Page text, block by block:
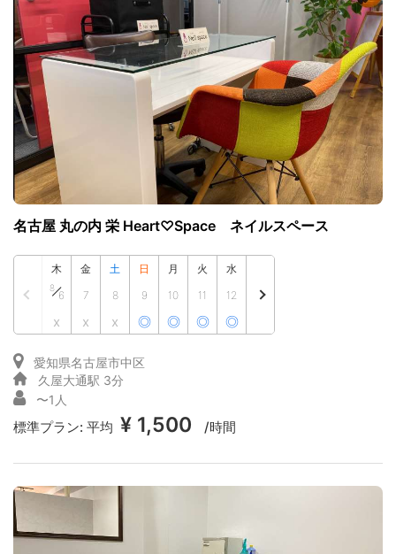
名古屋 丸の内 栄 Heart♡Space ネイルスペース
木
8
6
x
金
7
x
土
8
x
日
9
◎
月
10
◎
火
11
◎
水
12
◎
愛知県名古屋市中区
久屋大通駅 3分
〜1人
標準プラン: 平均 ¥ 1,500 /時間